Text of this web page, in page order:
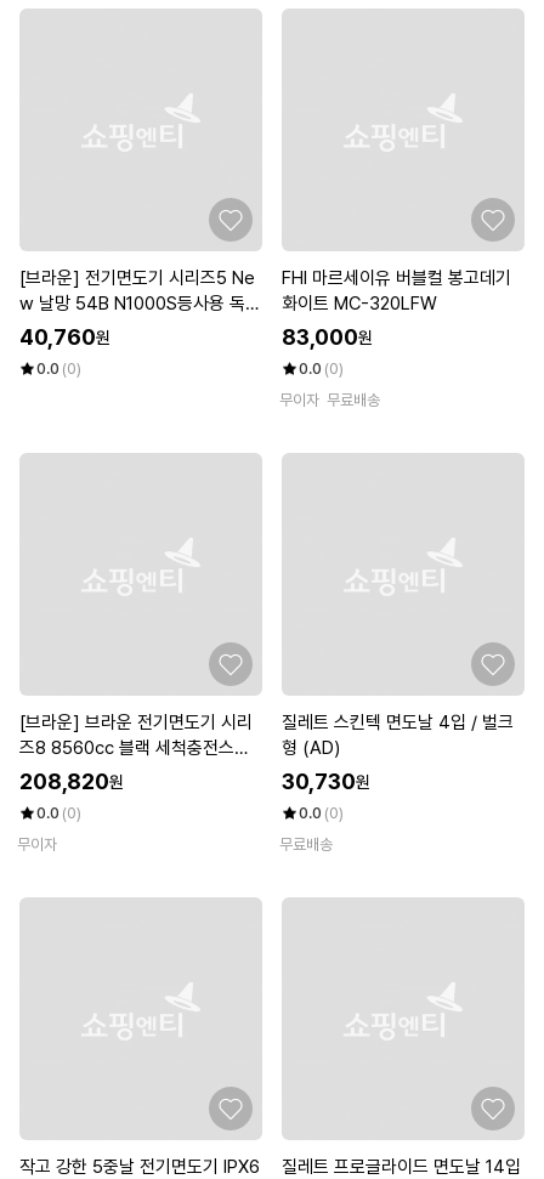
[브라운] 전기면도기 시리즈5 Ne
w 날망 54B N1000S등사용 독일
생산 정품 dn
40,760원
0.0 (0)
FHI 마르세이유 버블컬 봉고데기
화이트 MC-320LFW
83,000원
0.0 (0)
무이자 무료배송
[브라운] 브라운 전기면도기 시리
즈8 8560cc 블랙 세척충전스테
이션 포함 풀세트 dn
208,820원
0.0 (0)
무이자
질레트 스킨텍 면도날 4입 / 벌크
형 (AD)
30,730원
0.0 (0)
무료배송
작고 강한 5중날 전기면도기 IPX6
질레트 프로글라이드 면도날 14입